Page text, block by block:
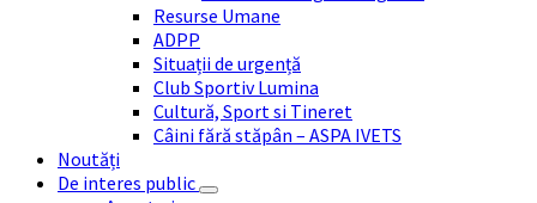
Resurse Umane
ADPP
Situații de urgență
Club Sportiv Lumina
Cultură, Sport si Tineret
Câini fără stăpân – ASPA IVETS
Noutăți
De interes public